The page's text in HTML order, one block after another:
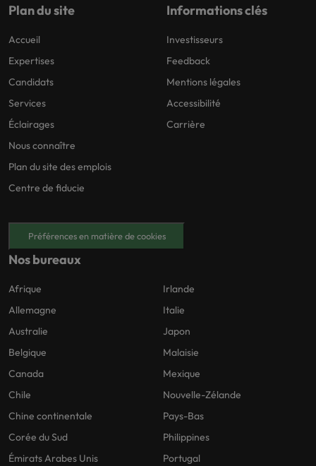
Plan du site
Accueil
Expertises
Candidats
Services
Éclairages
Nous connaître
Plan du site des emplois
Centre de fiducie
Informations clés
Investisseurs
Feedback
Mentions légales
Accessibilité
Carrière
Préférences en matière de cookies
Nos bureaux
Afrique
Allemagne
Australie
Belgique
Canada
Chile
Chine continentale
Corée du Sud
Émirats Arabes Unis
Irlande
Italie
Japon
Malaisie
Mexique
Nouvelle-Zélande
Pays-Bas
Philippines
Portugal